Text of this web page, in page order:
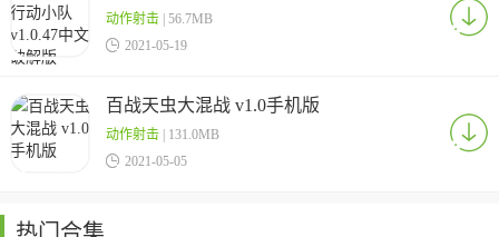
动作射击| 56.7MB
 2021-05-19
百战天虫大混战 v1.0手机版
动作射击| 131.0MB
 2021-05-05